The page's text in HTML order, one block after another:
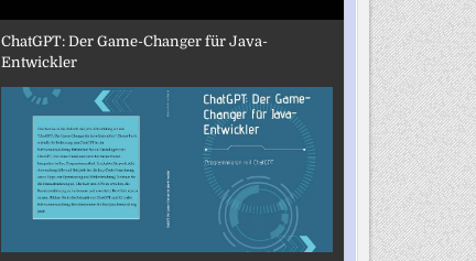
ChatGPT: Der Game-Changer für Java-
Entwickler